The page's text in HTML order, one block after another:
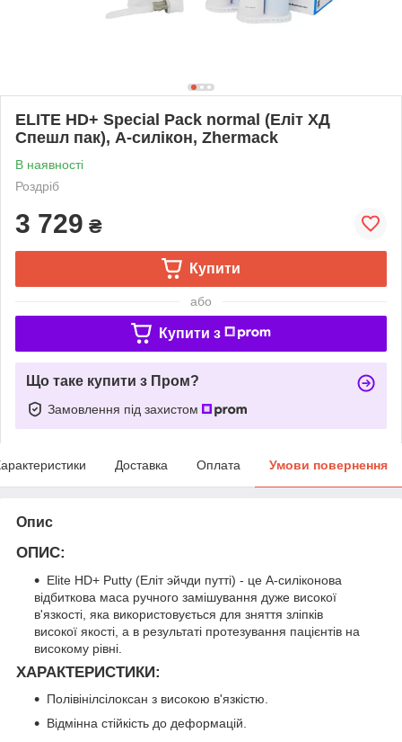
ELITE HD+ Special Pack normal (Еліт ХД
Спешл пак), А-силікон, Zhermack
В наявності
Роздріб
3 729 ₴
Купити
або
Купити з
Що таке купити з Пром?
Замовлення під захистом
Доставка Оплата Умови повернення
Опис
ОПИС:
Elite HD+ Putty (Еліт эйчди путті) - це А-силіконова
відбиткова маса ручного замішування дуже високої
в'язкості, яка використовується для зняття зліпків
високої якості, а в результаті протезування пацієнтів на
високому рівні.
ХАРАКТЕРИСТИКИ:
Полівінілсілоксан з високою в'язкістю.
Відмінна стійкість до деформацій.